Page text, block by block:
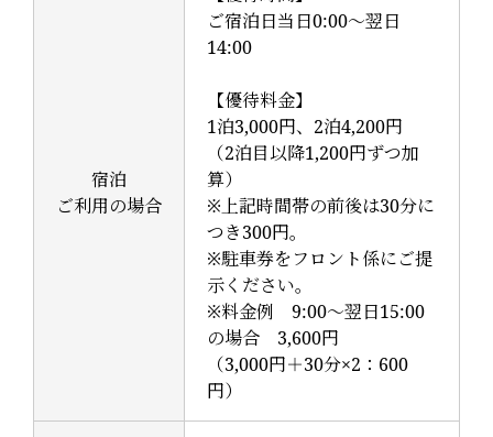
宿泊
ご利用の場合
ご宿泊日当日0:00～翌日
14:00
【優待料金】
1泊3,000円、2泊4,200円
（2泊目以降1,200円ずつ加
算）
※上記時間帯の前後は30分に
つき300円。
※駐車券をフロント係にご提
示ください。
※料金例 9:00～翌日15:00
の場合 3,600円
（3,000円＋30分×2：600
円）